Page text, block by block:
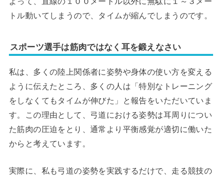
トル動いてしまうので、タイムが縮んでしまうのです。
スポーツ選手は筋肉ではなく耳を鍛えなさい
私は、多くの陸上関係者に姿勢や身体の使い方を変える
ように伝えたところ、多くの人は「特別なトレーニング
をしなくてもタイムが伸びた」と報告をいただいていま
す。この理由として、弓道における姿勢は耳周りについ
た筋肉の圧迫をとり、通常より平衡感覚が適切に働いた
からと考えています。
実際に、私も弓道の姿勢を実践するだけで、走る競技の